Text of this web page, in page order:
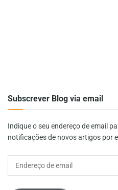
Subscrever Blog via email
Indique o seu endereço de email
notificações de novos artigos por